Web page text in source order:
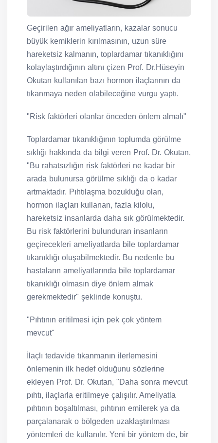
Geçirilen ağır ameliyatların, kazalar sonucu
büyük kemiklerin kırılmasının, uzun süre
hareketsiz kalmanın, toplardamar tıkanıklığını
kolaylaştırdığının altını çizen Prof. Dr.Hüseyin
Okutan kullanılan bazı hormon ilaçlarının da
tıkanmaya neden olabileceğine vurgu yaptı.
"Risk faktörleri olanlar önceden önlem almalı"
Toplardamar tıkanıklığının toplumda görülme
sıklığı hakkında da bilgi veren Prof. Dr. Okutan,
"Bu rahatsızlığın risk faktörleri ne kadar bir
arada bulunursa görülme sıklığı da o kadar
artmaktadır. Pıhtılaşma bozukluğu olan,
hormon ilaçları kullanan, fazla kilolu,
hareketsiz insanlarda daha sık görülmektedir.
Bu risk faktörlerini bulunduran insanların
geçirecekleri ameliyatlarda bile toplardamar
tıkanıklığı oluşabilmektedir. Bu nedenle bu
hastaların ameliyatlarında bile toplardamar
tıkanıklığı olmasın diye önlem almak
gerekmektedir" şeklinde konuştu.
"Pıhtının eritilmesi için pek çok yöntem
mevcut"
İlaçlı tedavide tıkanmanın ilerlemesini
önlemenin ilk hedef olduğunu sözlerine
ekleyen Prof. Dr. Okutan, "Daha sonra mevcut
pıhtı, ilaçlarla eritilmeye çalışılır. Ameliyatla
pıhtının boşaltılması, pıhtının emilerek ya da
parçalanarak o bölgeden uzaklaştırılması
yöntemleri de kullanılır. Yeni bir yöntem de, bir